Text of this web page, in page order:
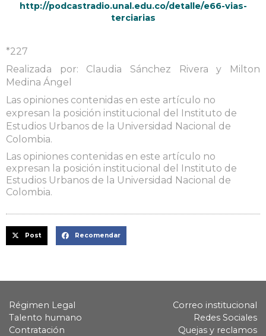
http://podcastradio.unal.edu.co/detalle/e66-vias-
terciarias
*227
Realizada por: Claudia Sánchez Rivera y Milton
Medina Ángel
Las opiniones contenidas en este artículo no
expresan la posición institucional del Instituto de
Estudios Urbanos de la Universidad Nacional de
Colombia.
Las opiniones contenidas en este artículo no
expresan la posición institucional del Instituto de
Estudios Urbanos de la Universidad Nacional de
Colombia.
Post Recomendar
Régimen Legal
Talento humano
Contratación
Correo institucional
Redes Sociales
Quejas y reclamos